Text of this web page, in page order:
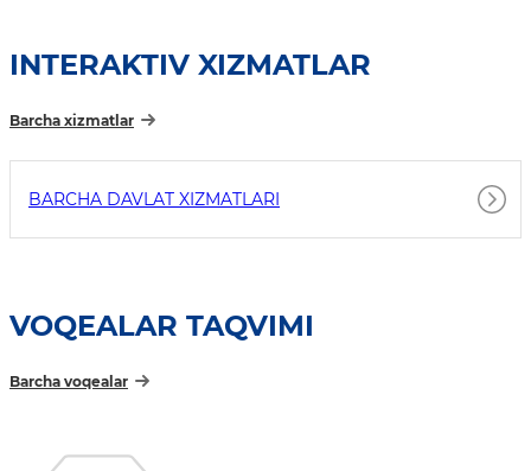
INTERAKTIV XIZMATLAR
Barcha xizmatlar
BARCHA DAVLAT XIZMATLARI
VOQEALAR TAQVIMI
Barcha voqealar